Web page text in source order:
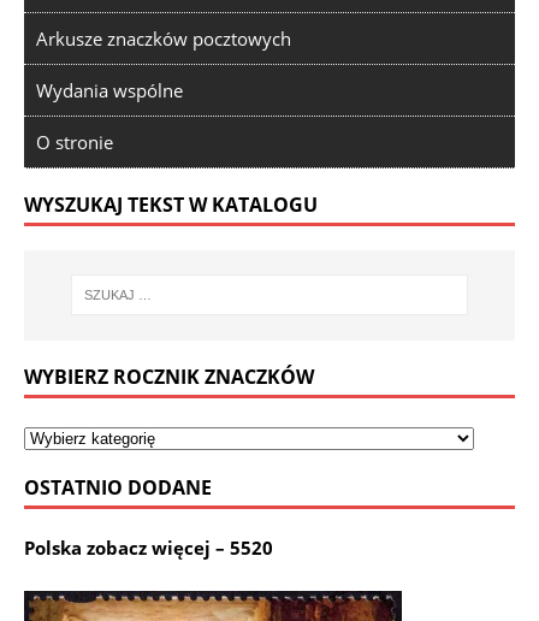
Arkusze znaczków pocztowych
Wydania wspólne
O stronie
WYSZUKAJ TEKST W KATALOGU
WYBIERZ ROCZNIK ZNACZKÓW
OSTATNIO DODANE
Polska zobacz więcej – 5520